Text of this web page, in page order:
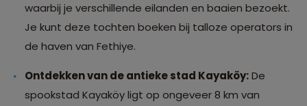
waarbij je verschillende eilanden en baaien bezoekt.
Je kunt deze tochten boeken bij talloze operators in
de haven van Fethiye.
Ontdekken van de antieke stad Kayaköy:De
spookstad Kayaköy ligt op ongeveer 8 km van